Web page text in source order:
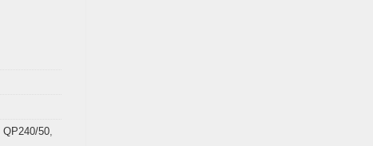
QP240/50,